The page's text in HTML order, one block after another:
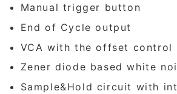
Manual trigger button
End of Cycle output
VCA with the offset control
Zener diode based white
Sample&Hold circuit with